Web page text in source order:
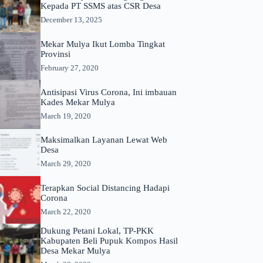
Kepada PT SSMS atas CSR Desa
December 13, 2025
Mekar Mulya Ikut Lomba Tingkat
Provinsi
February 27, 2020
Antisipasi Virus Corona, Ini imbauan
Kades Mekar Mulya
March 19, 2020
Maksimalkan Layanan Lewat Web
Desa
March 29, 2020
Terapkan Social Distancing Hadapi
Corona
March 22, 2020
Dukung Petani Lokal, TP-PKK
Kabupaten Beli Pupuk Kompos Hasil
Desa Mekar Mulya